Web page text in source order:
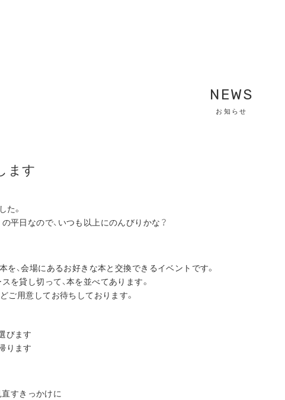
NEWS
お知らせ
ます
た。
平日なので、いつも以上にのんびりかな？
を、会場にあるお好きな本と交換できるイベントです。
を貸し切って、本を並べてあります。
ご用意してお待ちしております。
びます
ります
直すきっかけに